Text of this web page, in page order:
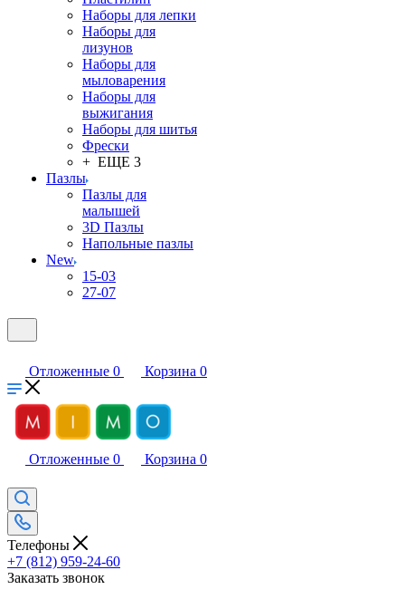
Наборы для лепки
Наборы для
лизунов
Наборы для
мыловарения
Наборы для
выжигания
Наборы для шитья
Фрески
+ ЕЩЕ 3
Пазлы
Пазлы для
малышей
3D Пазлы
Напольные пазлы
New
15-03
27-07
Отложенные 0 Корзина 0
Отложенные 0 Корзина 0
Телефоны
+7 (812) 959-24-60
Заказать звонок